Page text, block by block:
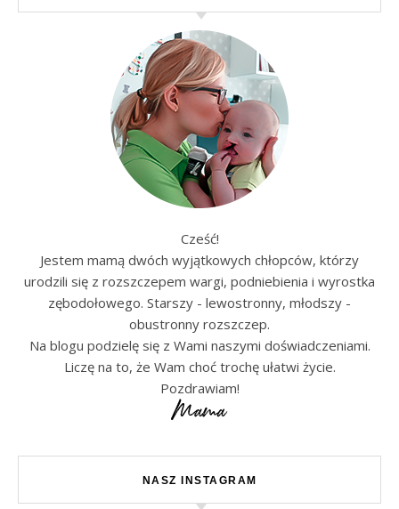
Cześć!
Jestem mamą dwóch wyjątkowych chłopców, którzy
urodzili się z rozszczepem wargi, podniebienia i wyrostka
zębodołowego. Starszy - lewostronny, młodszy -
obustronny rozszczep.
Na blogu podzielę się z Wami naszymi doświadczeniami.
Liczę na to, że Wam choć trochę ułatwi życie.
Pozdrawiam!
NASZ INSTAGRAM